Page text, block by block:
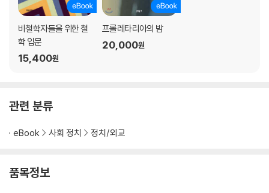
비철학자들을 위한 철
학 입문
15,400원
프롤레타리아의 밤
20,000원
관련 분류
eBook 사회 정치 정치/외교
품목정보